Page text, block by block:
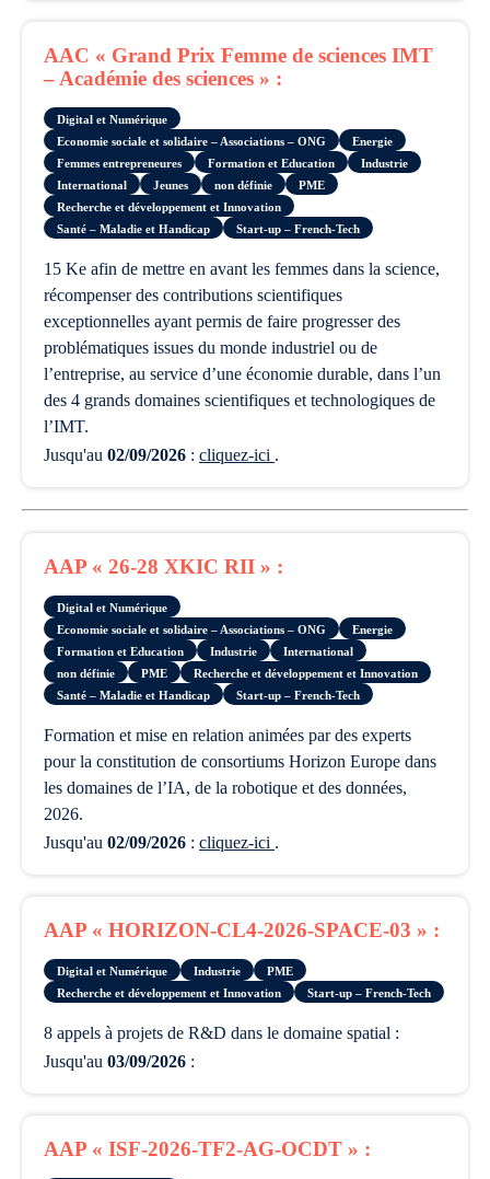
AAC « Grand Prix Femme de sciences IMT
– Académie des sciences » :
Digital et Numérique
Economie sociale et solidaire – Associations – ONG
Energie
Femmes entrepreneures
Formation et Education
Industrie
International
Jeunes non définie
PME
Recherche et développement et Innovation
Santé – Maladie et Handicap
Start-up – French-Tech
15 Ke afin de mettre en avant les femmes dans la science,
récompenser des contributions scientifiques
exceptionnelles ayant permis de faire progresser des
problématiques issues du monde industriel ou de
l’entreprise, au service d’une économie durable, dans l’un
des 4 grands domaines scientifiques et technologiques de
l’IMT.
Jusqu'au 02/09/2026 : cliquez-ici .
AAP « 26-28 XKIC RII » :
Digital et Numérique
Economie sociale et solidaire – Associations – ONG
Energie
Formation et Education
Industrie
International
non définie
PME
Recherche et développement et Innovation
Santé – Maladie et Handicap
Start-up – French-Tech
formation et mise en relation animées par des experts
pour la constitution de consortiums Horizon Europe dans
les domaines de l’IA, de la robotique et des données,
2026.
Jusqu'au 02/09/2026 : cliquez-ici .
AAP « HORIZON-CL4-2026-SPACE-03 » :
Digital et Numérique Industrie
PME
Recherche et développement et Innovation
Start-up – French-Tech
8 appels à projets de R&D dans le domaine spatial :
Jusqu'au 03/09/2026 :
AAP « ISF-2026-TF2-AG-OCDT » :